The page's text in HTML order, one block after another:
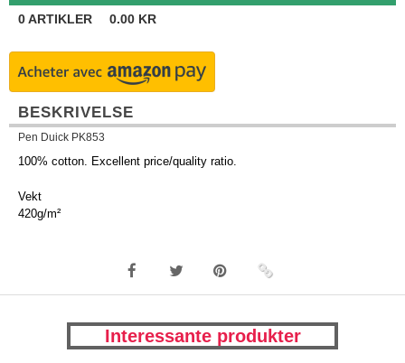
0ARTIKLER 0.00 KR
BESKRIVELSE
Pen Duick PK853
100% cotton. Excellent price/quality ratio.
Vekt
420g/m²
Interessante produkter